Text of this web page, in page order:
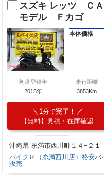
スズキ レッツ Ｃ
モデル Ｆカゴ
本体価格
初度登録年
2015年
走行距離
3853Km
1分で完了！
【無料】見積・在庫確認
沖縄県 糸満市西川町１４−２１
バイクＲ（糸満西川店）格安バ
販売